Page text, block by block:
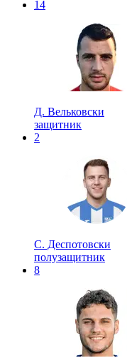
14
Д. Вельковски
защитник
2
С. Деспотовски
полузащитник
8